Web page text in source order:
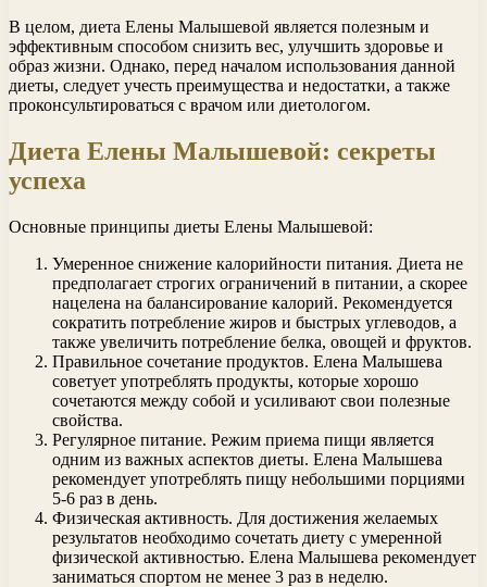
В целом, диета Елены Малышевой является полезным и
эффективным способом снизить вес, улучшить здоровье и
образ жизни. Однако, перед началом использования данной
диеты, следует учесть преимущества и недостатки, а также
проконсультироваться с врачом или диетологом.
Диета Елены Малышевой: секреты
успеха
Основные принципы диеты Елены Малышевой:
Умеренное снижение калорийности питания. Диета не
предполагает строгих ограничений в питании, а скорее
нацелена на балансирование калорий. Рекомендуется
сократить потребление жиров и быстрых углеводов, а
также увеличить потребление белка, овощей и фруктов.
Правильное сочетание продуктов. Елена Малышева
советует употреблять продукты, которые хорошо
сочетаются между собой и усиливают свои полезные
свойства.
Регулярное питание. Режим приема пищи является
одним из важных аспектов диеты. Елена Малышева
рекомендует употреблять пищу небольшими порциями
5-6 раз в день.
Физическая активность. Для достижения желаемых
результатов необходимо сочетать диету с умеренной
физической активностью. Елена Малышева рекомендует
заниматься спортом не менее 3 раз в неделю.